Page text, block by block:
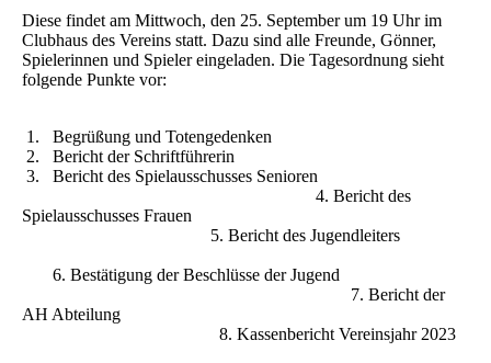
Diese findet am Mittwoch, den 25. September um 19 Uhr im
Clubhaus des Vereins statt. Dazu sind alle Freunde, Gönner,
Spielerinnen und Spieler eingeladen. Die Tagesordnung sieht
folgende Punkte vor:
1. Begrüßung und Totengedenken
2. Bericht der Schriftführerin
3. Bericht des Spielausschusses Senioren
4. Bericht des
Spielausschusses Frauen
5. Bericht des Jugendleiters
6. Bestätigung der Beschlüsse der Jugend
7. Bericht der
AH Abteilung
8. Kassenbericht Vereinsjahr 2023